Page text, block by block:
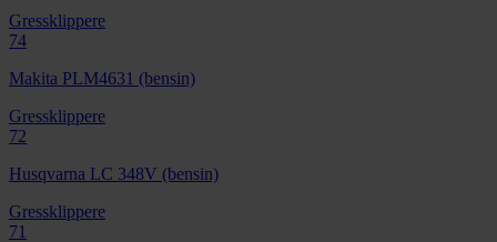
Gressklippere
74
Makita PLM4631 (bensin)
Gressklippere
72
Husqvarna LC 348V (bensin)
Gressklippere
71